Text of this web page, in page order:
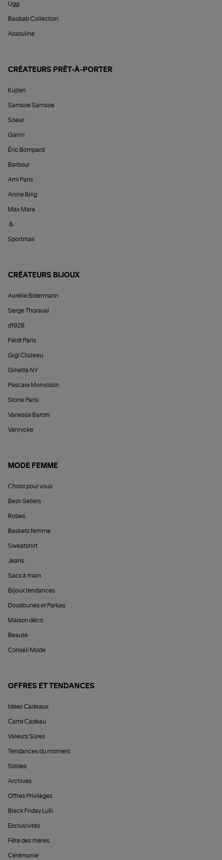
Ugg
Baobab Collection
Assouline
CRÉATEURS PRÊT-À-PORTER
Kujten
Samsoe Samsoe
Soeur
Ganni
Éric Bompard
Barbour
Ami Paris
Anine Bing
Max Mara
&
Sportmax
CRÉATEURS BIJOUX
Aurélie Bidermann
Serge Thoraval
d1928
Feidt Paris
Gigi Clozeau
Ginette NY
Pascale Monvoisin
Stone Paris
Vanessa Baroni
Vanrycke
MODE FEMME
Choisi pour vous
Best-Sellers
Robes
Baskets femme
Sweatshirt
Jeans
Sacs à main
Bijoux tendances
Doudounes et Parkas
Maison déco
Beauté
Conseil Mode
OFFRES ET TENDANCES
Idées Cadeaux
Carte Cadeau
Valeurs Sûres
Tendances du moment
Soldes
Archives
Offres Privilèges
Black Friday Lulli
Exclusivités
Fête des mères
Cérémonie